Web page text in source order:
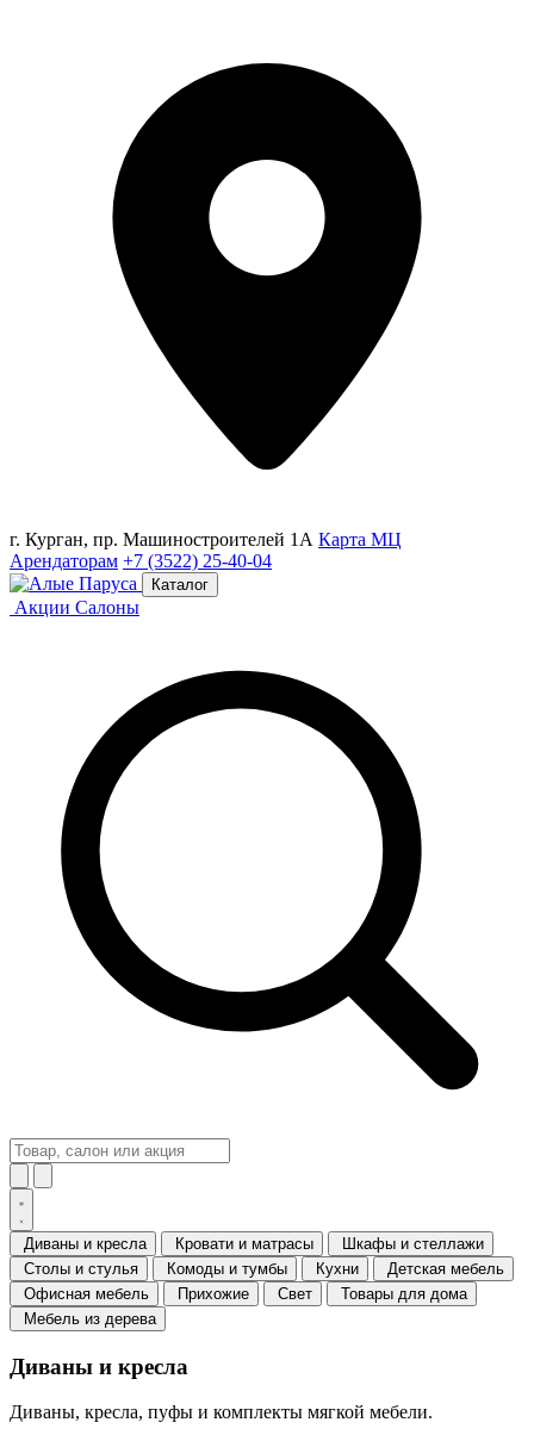
г. Курган, пр. Машиностроителей 1А Карта МЦ
Арендаторам +7 (3522) 25-40-04
Каталог
Акции Салоны
Диваны и кресла Кровати и матрасы
Шкафы и стеллажи
Столы и стулья
Комоды и тумбы Кухни
Детская мебель
Офисная мебель
Прихожие Свет
Товары для дома
Мебель из дерева
Диваны и кресла
Диваны, кресла, пуфы и комплекты мягкой мебели.